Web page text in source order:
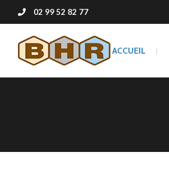
02 99 52 82 77
ACCUEIL